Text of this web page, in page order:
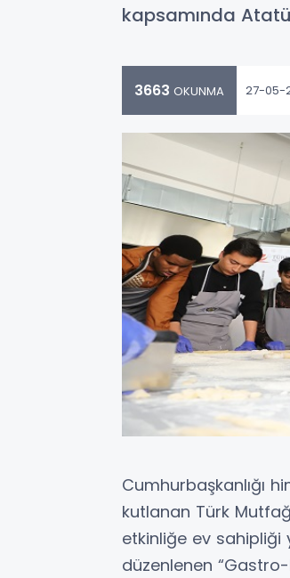
kapsamında
3663 OKUNMA 27-05-
Cumhurbaşkanlığı
kutlanan Türk
etkinliğe ev sahipliği
düzenlenen